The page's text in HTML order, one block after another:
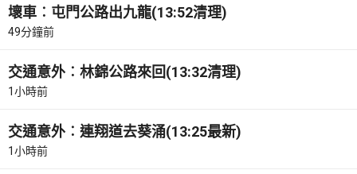
壞車︰屯門公路出九龍(13:52清理)
49分鐘前
交通意外︰林錦公路來回(13:32清理)
1小時前
交通意外︰連翔道去葵涌(13:25最新)
1小時前